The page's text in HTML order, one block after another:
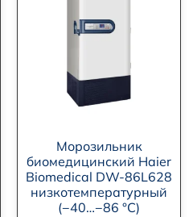
Морозильник
биомедицинский Haier
Biomedical DW-86L628
низкотемпературный
(−40…−86 °C)